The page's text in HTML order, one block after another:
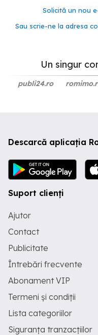
Solicită un nou
Sau scrie-ne la adresa
Un singur
publi24.ro
Descarcă aplicația
Suport clienți
Ajutor
Contact
Publicitate
Întrebări frecvente
Abonament VIP
Termeni și condiții
Lista categoriilor
Siguranța tranzacțiilor